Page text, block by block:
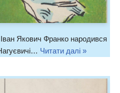
Якович Франко народився
Читати далі »